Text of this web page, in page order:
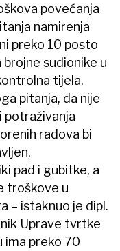
povećanja
namirenja
preko 10 posto
sudionike u
tijela.
pitanja, da nije
potraživanja
radova bi
pad i gubitke, a
troškove u
– istaknuo je dipl.
Uprave tvrtke
ima preko 70